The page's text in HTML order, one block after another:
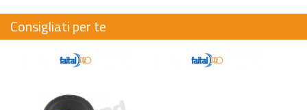
Consigliati per te